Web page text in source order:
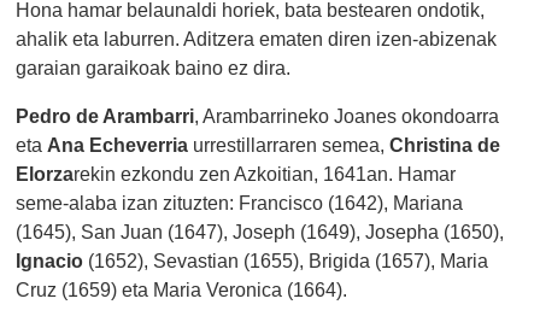
Hona hamar belaunaldi horiek, bata bestearen ondotik,
ahalik eta laburren. Aditzera ematen diren izen-abizenak
garaian garaikoak baino ez dira.
Pedro de Arambarri, Arambarrineko Joanes okondoarra
eta Ana Echeverria urrestillarraren semea,Christina de
Elorzarekin ezkondu zen Azkoitian, 1641an. Hamar
seme-alaba izan zituzten: Francisco (1642), Mariana
(1645), San Juan (1647), Joseph (1649), Josepha (1650),
Ignacio (1652), Sevastian (1655), Brigida (1657), Maria
Cruz (1659) eta Maria Veronica (1664).